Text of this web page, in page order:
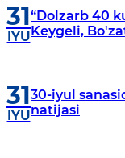
31
IYU
“Dolzarb 40
Keygeli,
31
IYU
30-iyul
natijasi